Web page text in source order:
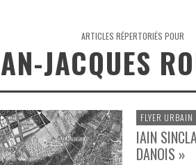
ARTICLES RÉPERTORIÉS POUR
JACQUES
FLYER URBAIN
IAIN
DANOIS »